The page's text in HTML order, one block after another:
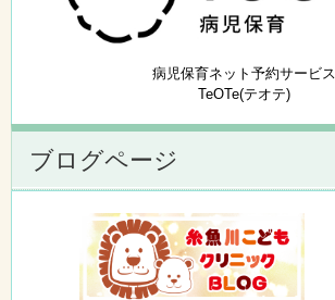
病児保育ネット予約サービス
TeOTe(テオテ)
ブログページ